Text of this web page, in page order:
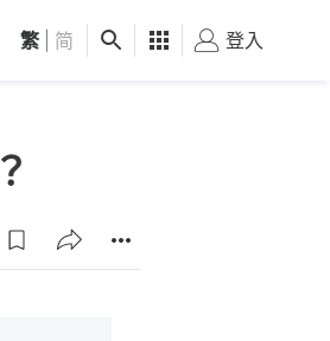
觀點 健康 好食玩飛
繁 简 登入